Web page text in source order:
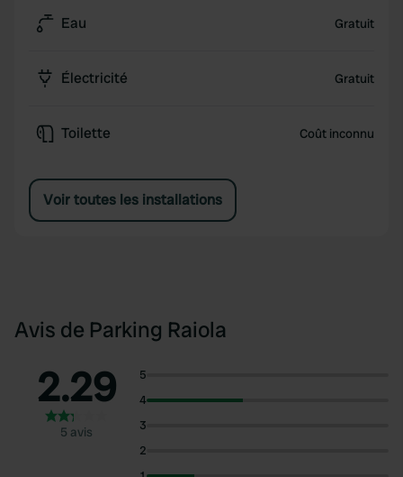
Eau Gratuit
Électricité Gratuit
Toilette Coût inconnu
Voir toutes les installations
Avis de Parking Raiola
2.29
5 avis
5
4
3
2